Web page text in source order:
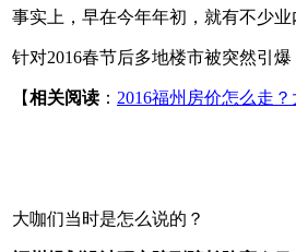
事实上，早在今年年初，就有不少
针对2016春节后多地楼市被突然引
【相关阅读 ： 2016福州房价怎么走
大咖们当时是怎么说的？